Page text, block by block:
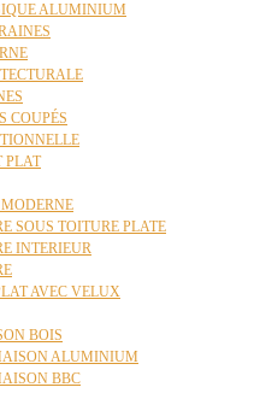
ALUMINIUM
COUPÉS
PLAT
SOUS TOITURE PLATE
INTERIEUR
AVEC VELUX
BOIS
ALUMINIUM
BBC